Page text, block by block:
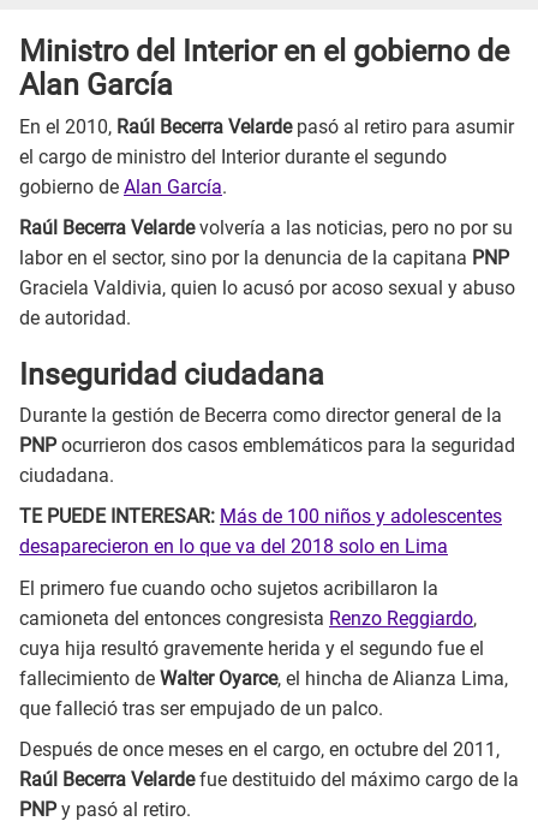
Ministro del Interior en el gobierno de
Alan García
En el 2010, Raúl Becerra Velardepasó al retiro para asumir
el cargo de ministro del Interior durante el segundo
gobierno de Alan García.
Raúl Becerra Velardevolvería a las noticias, pero no por su
labor en el sector, sino por la denuncia de la capitana PNP
Graciela Valdivia, quien lo acusó por acoso sexual y abuso
de autoridad.
Inseguridad ciudadana
Durante la gestión de Becerra como director general de la
PNPocurrieron dos casos emblemáticos para la seguridad
ciudadana.
TE PUEDE INTERESAR: Más de 100 niños y adolescentes
desaparecieron en lo que va del 2018 solo en Lima
El primero fue cuando ocho sujetos acribillaron la
camioneta del entonces congresista Renzo Reggiardo,
cuya hija resultó gravemente herida y el segundo fue el
fallecimiento de Walter Oyarce, el hincha de Alianza Lima,
que falleció tras ser empujado de un palco.
Después de once meses en el cargo, en octubre del 2011,
Raúl Becerra Velardefue destituido del máximo cargo de la
PNPy pasó al retiro.